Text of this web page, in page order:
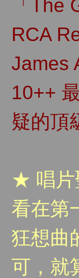
「The
RCA
James
10++
疑的頂
★ 唱片
看在第
狂想曲
可，就